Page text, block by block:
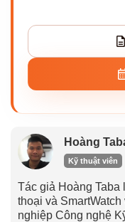
Hoàng
Kỹ thuật viên
Tác giả Hoàng
thoại và
nghiệp Công nghệ